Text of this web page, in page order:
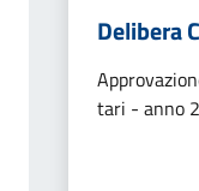
Delibera
tari - anno